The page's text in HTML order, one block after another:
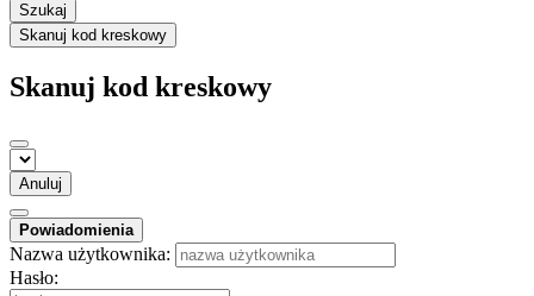
Szukaj
Skanuj kod kreskowy
Skanuj kod kreskowy
Anuluj
Powiadomienia
Nazwa użytkownika:
Hasło: